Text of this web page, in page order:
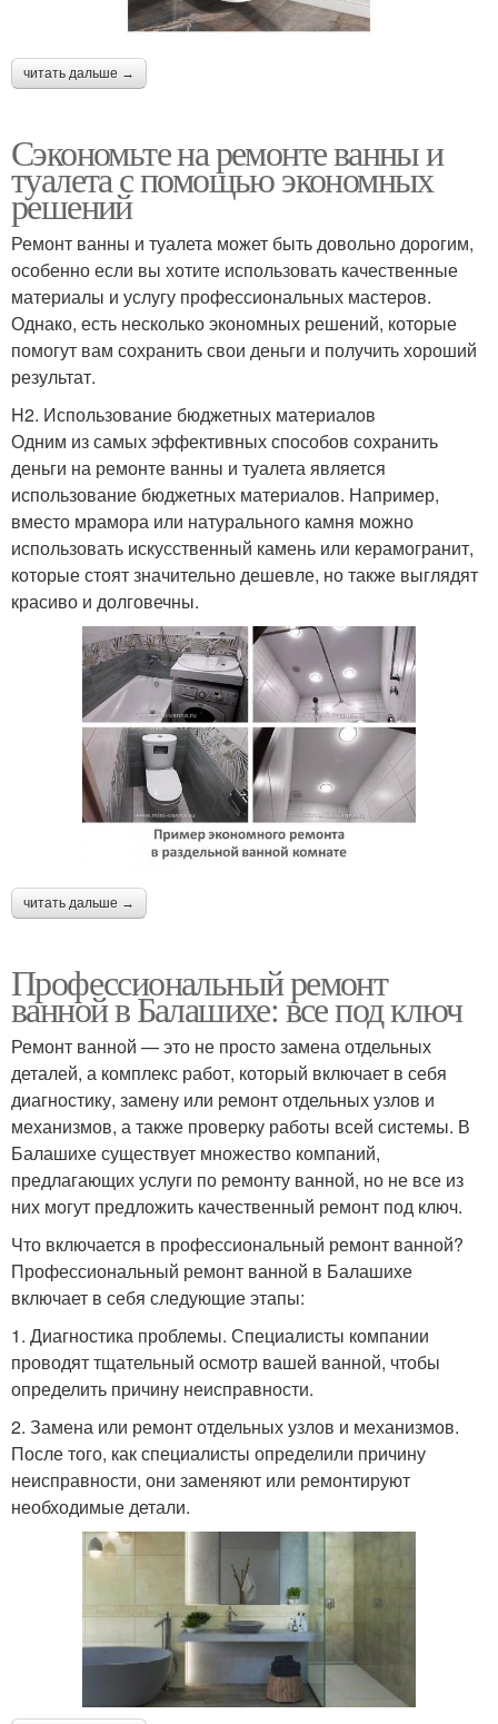
читать дальше →
Сэкономьте на ремонте ванны и
туалета с помощью экономных
решений
Ремонт ванны и туалета может быть довольно дорогим,
особенно если вы хотите использовать качественные
материалы и услугу профессиональных мастеров.
Однако, есть несколько экономных решений, которые
помогут вам сохранить свои деньги и получить хороший
результат.
H2. Использование бюджетных материалов
Одним из самых эффективных способов сохранить
деньги на ремонте ванны и туалета является
использование бюджетных материалов. Например,
вместо мрамора или натурального камня можно
использовать искусственный камень или керамогранит,
которые стоят значительно дешевле, но также выглядят
красиво и долговечны.
читать дальше →
Профессиональный ремонт
ванной в Балашихе: все под ключ
Ремонт ванной — это не просто замена отдельных
деталей, а комплекс работ, который включает в себя
диагностику, замену или ремонт отдельных узлов и
механизмов, а также проверку работы всей системы. В
Балашихе существует множество компаний,
предлагающих услуги по ремонту ванной, но не все из
них могут предложить качественный ремонт под ключ.
Что включается в профессиональный ремонт ванной?
Профессиональный ремонт ванной в Балашихе
включает в себя следующие этапы:
1. Диагностика проблемы. Специалисты компании
проводят тщательный осмотр вашей ванной, чтобы
определить причину неисправности.
2. Замена или ремонт отдельных узлов и механизмов.
После того, как специалисты определили причину
неисправности, они заменяют или ремонтируют
необходимые детали.